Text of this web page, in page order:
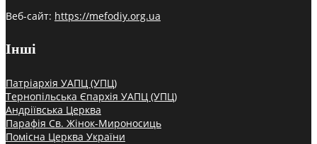
Веб-сайт: https://mefodiy.org.ua
Інші
Патріархія УАПЦ (УПЦ)
Тернопільська Єпархія УАПЦ (УПЦ)
Андріївська Церква
Парафія Св. Жінок-Мироносиць
Помісна Церква України